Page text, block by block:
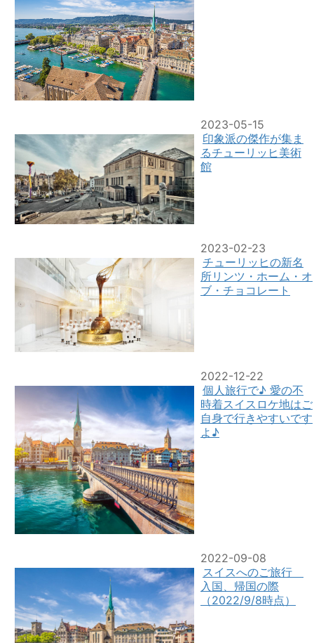
2023-05-15
印象派の傑作が集ま
るチューリッヒ美術
館
2023-02-23
チューリッヒの新名
所リンツ・ホーム・オ
ブ・チョコレート
2022-12-22
個人旅行で♪ 愛の不
時着スイスロケ地はご
自身で行きやすいです
よ♪
2022-09-08
スイスへのご旅行
入国、帰国の際
（2022/9/8時点）